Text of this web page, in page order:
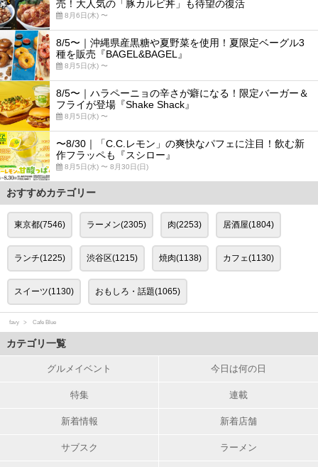
売！大人気の「豚カルビ丼」も待望の復活
8月6日(木) 〜
8/5〜｜沖縄県産黒糖や夏野菜を使用！夏限定ベーグル3
種を販売『BAGEL&BAGEL』
8月5日(水) 〜
8/5〜｜ハラペーニョの辛さが癖になる！限定バーガー＆
フライが登場『Shake Shack』
8月5日(水) 〜
〜8/30｜「C.C.レモン」の爽快なパフェに注目！飲む新
作フラッペも『スシロー』
8月5日(水) 〜 8月30日(日)
おすすめカテゴリー
東京都(7546) ラーメン(2305) 肉(2253) 居酒屋(1804)
ランチ(1225) 渋谷区(1215) 焼肉(1138) カフェ(1130)
スイーツ(1130) おもしろ・話題(1065)
favy Cafe Blue
カテゴリ一覧
グルメイベント 今日は何の日
特集 連載
新着情報 新着店舗
サブスク ラーメン